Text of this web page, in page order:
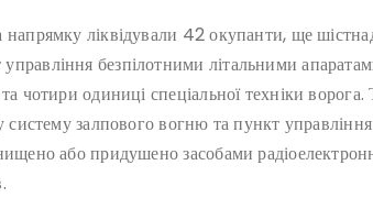
ліквідували 42 окупанти, ще
безпілотними літальними
чотири одиниці спеціальної техніки
систему залпового вогню та пункт
або придушено засобами